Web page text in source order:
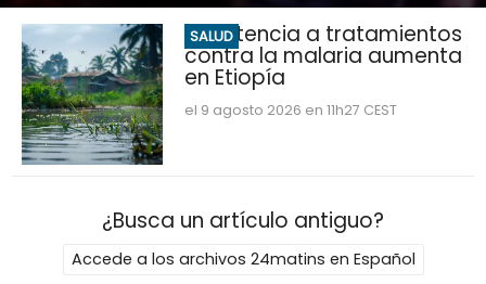
SALUD
Resistencia a tratamientos
contra la malaria aumenta
en Etiopía
el 9 agosto 2026 en 11h27 CEST
¿Busca un artículo antiguo?
Accede a los archivos 24matins en Español